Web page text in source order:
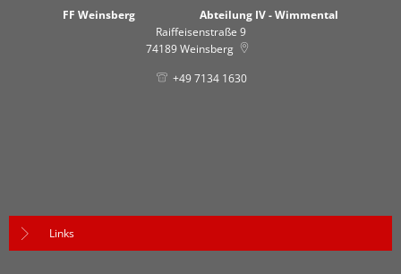
FF Weinsberg Abteilung IV - Wimmental
Raiffeisenstraße 9
74189Weinsberg
+49 7134 1630
Links